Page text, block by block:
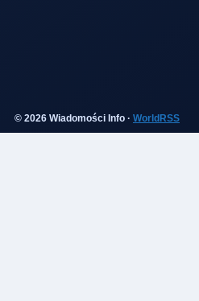
© 2026 Wiadomości Info · WorldRSS